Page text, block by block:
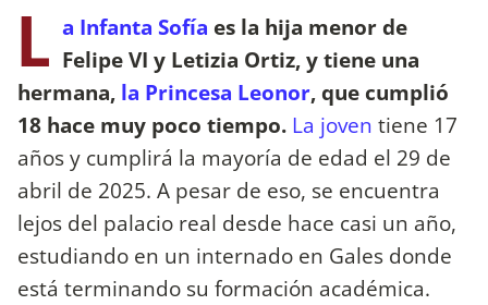
L a Infanta Sofía es la hija menor de
Felipe VI y Letizia Ortiz, y tiene una
hermana, la Princesa Leonor, que cumplió
18 hace muy poco tiempo. La joven tiene 17
años y cumplirá la mayoría de edad el 29 de
abril de 2025. A pesar de eso, se encuentra
lejos del palacio real desde hace casi un año,
estudiando en un internado en Gales donde
está terminando su formación académica.